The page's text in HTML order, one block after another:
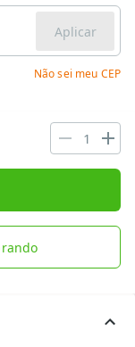
Aplicar
Não sei meu CEP